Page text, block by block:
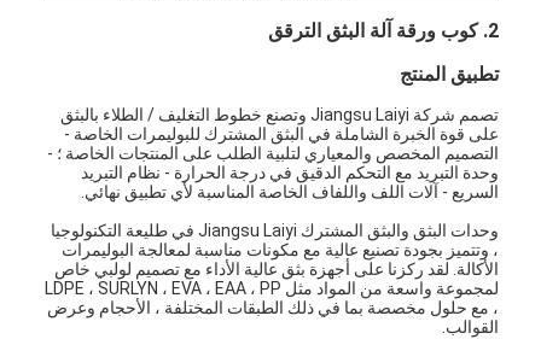
2. كوب ورقة آلة البثق الترقق
تطبيق المنتج
تصمم شركة Jiangsu Laiyi وتصنع خطوط التغليف / الطلاء بالبثق
على قوة الخبرة الشاملة في البثق المشترك للبوليمرات الخاصة -
التصميم المخصص والمعياري لتلبية الطلب على المنتجات الخاصة ؛ -
وحدة التبريد مع التحكم الدقيق في درجة الحرارة - نظام التبريد
السريع - آلات اللف واللفاف الخاصة المناسبة لأي تطبيق نهائي.
وحدات البثق والبثق المشترك Jiangsu Laiyi في طليعة التكنولوجيا
، وتتميز بجودة تصنيع عالية مع مكونات مناسبة لمعالجة البوليمرات
الأكالة. لقد ركزنا على أجهزة بثق عالية الأداء مع تصميم لولبي خاص
لمجموعة واسعة من المواد مثل LDPE ، SURLYN ، EVA ، EAA ، PP
، مع حلول مخصصة بما في ذلك الطبقات المختلفة ، الأحجام وعرض
القوالب.